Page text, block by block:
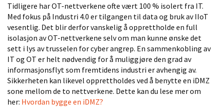
Tidligere har OT-nettverkene ofte vært 100 % isolert fra IT.
Med fokus på Industri 4.0 er tilgangen til data og bruk av IIoT
vesentlig. Det blir derforvanskelig å opprettholde en full
isolasjon av OT-nettverkene selv om man kunne ønske det
sett i lys av trusselen forcyber angrep. En sammenkobling av
IT og OT er helt nødvendig for å muliggjøre den grad av
informasjonsflyt som fremtidens industri er avhengig av.
Sikkerheten kan likevel opprettholdes ved å benytte en iDMZ
sone mellom de to nettverkene. Dette kan du lese mer om
her: Hvordan bygge en iDMZ?